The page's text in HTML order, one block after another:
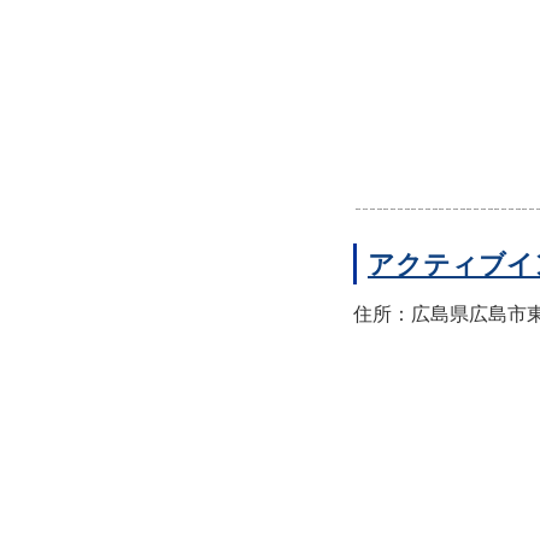
アクティブ
住所：広島県広島市